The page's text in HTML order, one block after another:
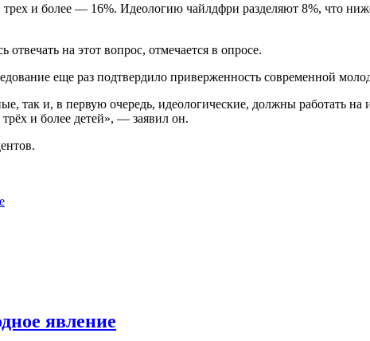
и более — 16%. Идеологию чайлдфри разделяют 8%, что
на этот вопрос, отмечается в опросе.
еще раз подтвердило приверженность современной
так и, в первую очередь, идеологические, должны работать
и более детей», — заявил он.
явление